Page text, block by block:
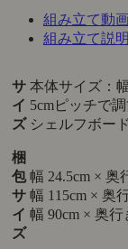
組み立て動
組み立て説
サ
イ
ズ
本体サイズ：
5cmピッチで調
シェルフボー
梱
包
サ
イ
ズ
幅 24.5cm × 奥
幅 115cm × 奥
幅 90cm × 奥行